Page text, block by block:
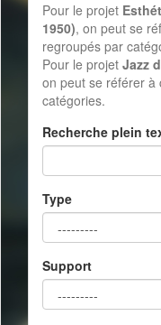
Pour le projet
1950), on peut se
regroupés par
Pour le projet Jazz
on peut se référer à
catégories.
Recherche plein
Type
Support